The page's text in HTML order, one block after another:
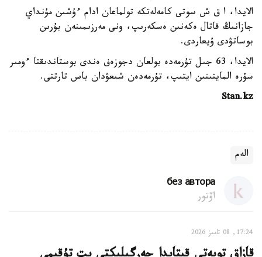
الايدا، ا ق ش سوتى كامەلەتكە تولماعان ادام ءۇشىن مۇنداي
جازانىڭ قاتال ەكەنىن ەسكەرىپ، ونى مەرزىمىنەن بۇرىن
بوساتۋدى ۇيعاردى.
الايدا، 63 جىل تۇرمەدە بولعان دجوزەف ەندى بوستاندىقتا ءومىر
سۇرە المايتىنىن ايتىپ، تۇرمەدەن شىعۋدان باس تارتتى.
Stan.kz
الەم
без автора
اۆتور
17:24, 08 تامىز 2026